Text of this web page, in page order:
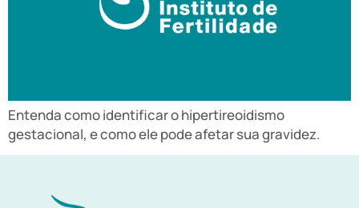
Entenda como identificar o hipertireoidismo
gestacional, e como ele pode afetar sua gravidez.